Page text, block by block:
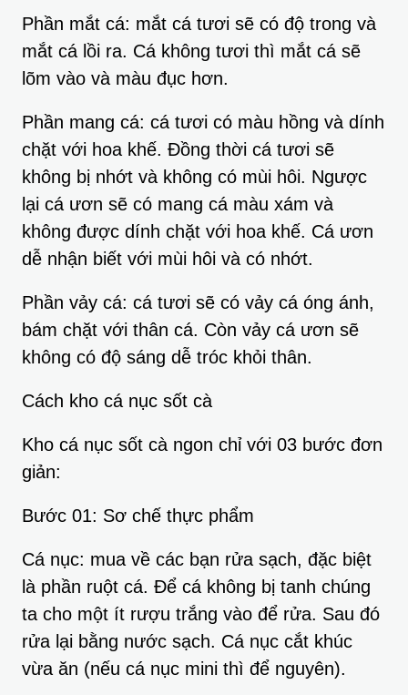
Phần mắt cá: mắt cá tươi sẽ có độ trong và
mắt cá lồi ra. Cá không tươi thì mắt cá sẽ
lõm vào và màu đục hơn.
Phần mang cá: cá tươi có màu hồng và dính
chặt với hoa khế. Đồng thời cá tươi sẽ
không bị nhớt và không có mùi hôi. Ngược
lại cá ươn sẽ có mang cá màu xám và
không được dính chặt với hoa khế. Cá ươn
dễ nhận biết với mùi hôi và có nhớt.
Phần vảy cá: cá tươi sẽ có vảy cá óng ánh,
bám chặt với thân cá. Còn vảy cá ươn sẽ
không có độ sáng dễ tróc khỏi thân.
Cách kho cá nục sốt cà
Kho cá nục sốt cà ngon chỉ với 03 bước đơn
giản:
Bước 01: Sơ chế thực phẩm
Cá nục: mua về các bạn rửa sạch, đặc biệt
là phần ruột cá. Để cá không bị tanh chúng
ta cho một ít rượu trắng vào để rửa. Sau đó
rửa lại bằng nước sạch. Cá nục cắt khúc
vừa ăn (nếu cá nục mini thì để nguyên).